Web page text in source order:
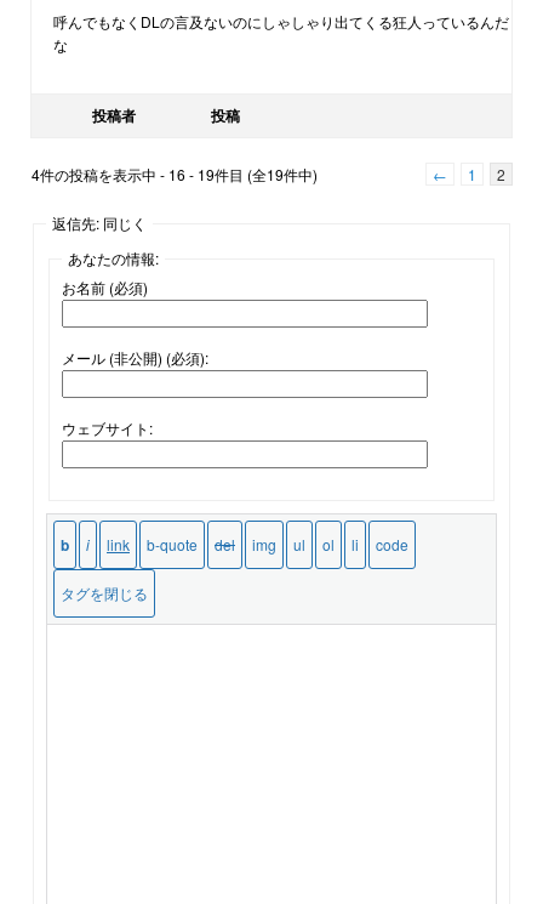
呼んでもなくDLの言及ないのにしゃしゃり出てくる狂人っているんだ
な
投稿者 投稿
4件の投稿を表示中 - 16 - 19件目 (全19件中) ← 1 2
返信先: 同じく
あなたの情報:
お名前 (必須)
メール (非公開) (必須):
ウェブサイト: